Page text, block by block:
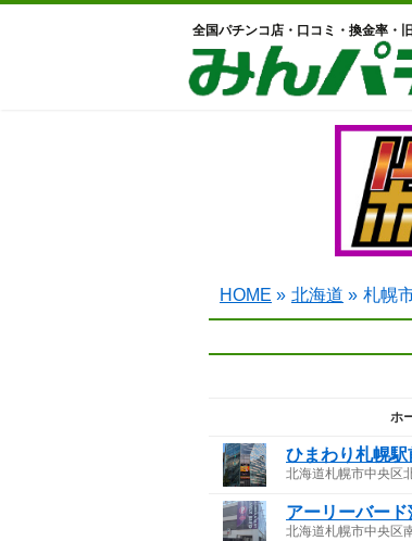
全国パチンコ店・口コミ・換金率・
HOME » 北海道 » 札幌
ホ
ひまわり札幌
北海道札幌市中央区
アーリーバード
北海道札幌市中央区